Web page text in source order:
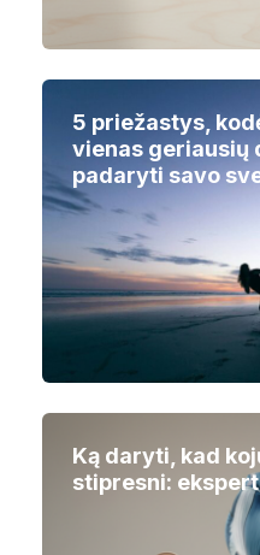
5 priežastys,
vienas geriausių
padaryti savo
Ką daryti, kad
stipresni: